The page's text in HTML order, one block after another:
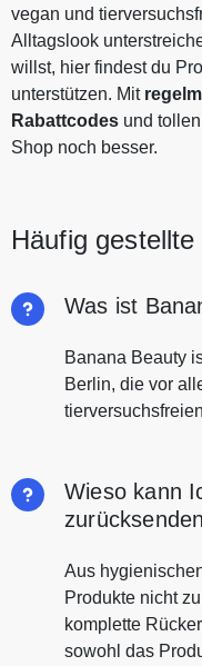
vegan und
Alltagslook
willst, hier findest du
unterstützen. Mit
Rabattcodes und
Shop noch besser.
Häufig gestellte
Was ist
Banana Beauty
Berlin, die vor
Wieso kann
Aus
Produkte nicht
komplette
sowohl das